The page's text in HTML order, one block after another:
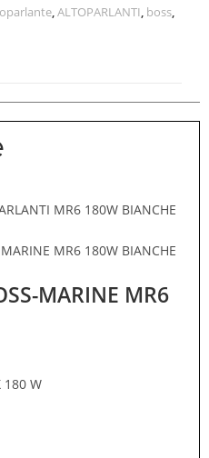
,ALTOPARLANTI, boss,
MR6 180W BIANCHE
MR6 180W BIANCHE
MARINE MR6
180 W